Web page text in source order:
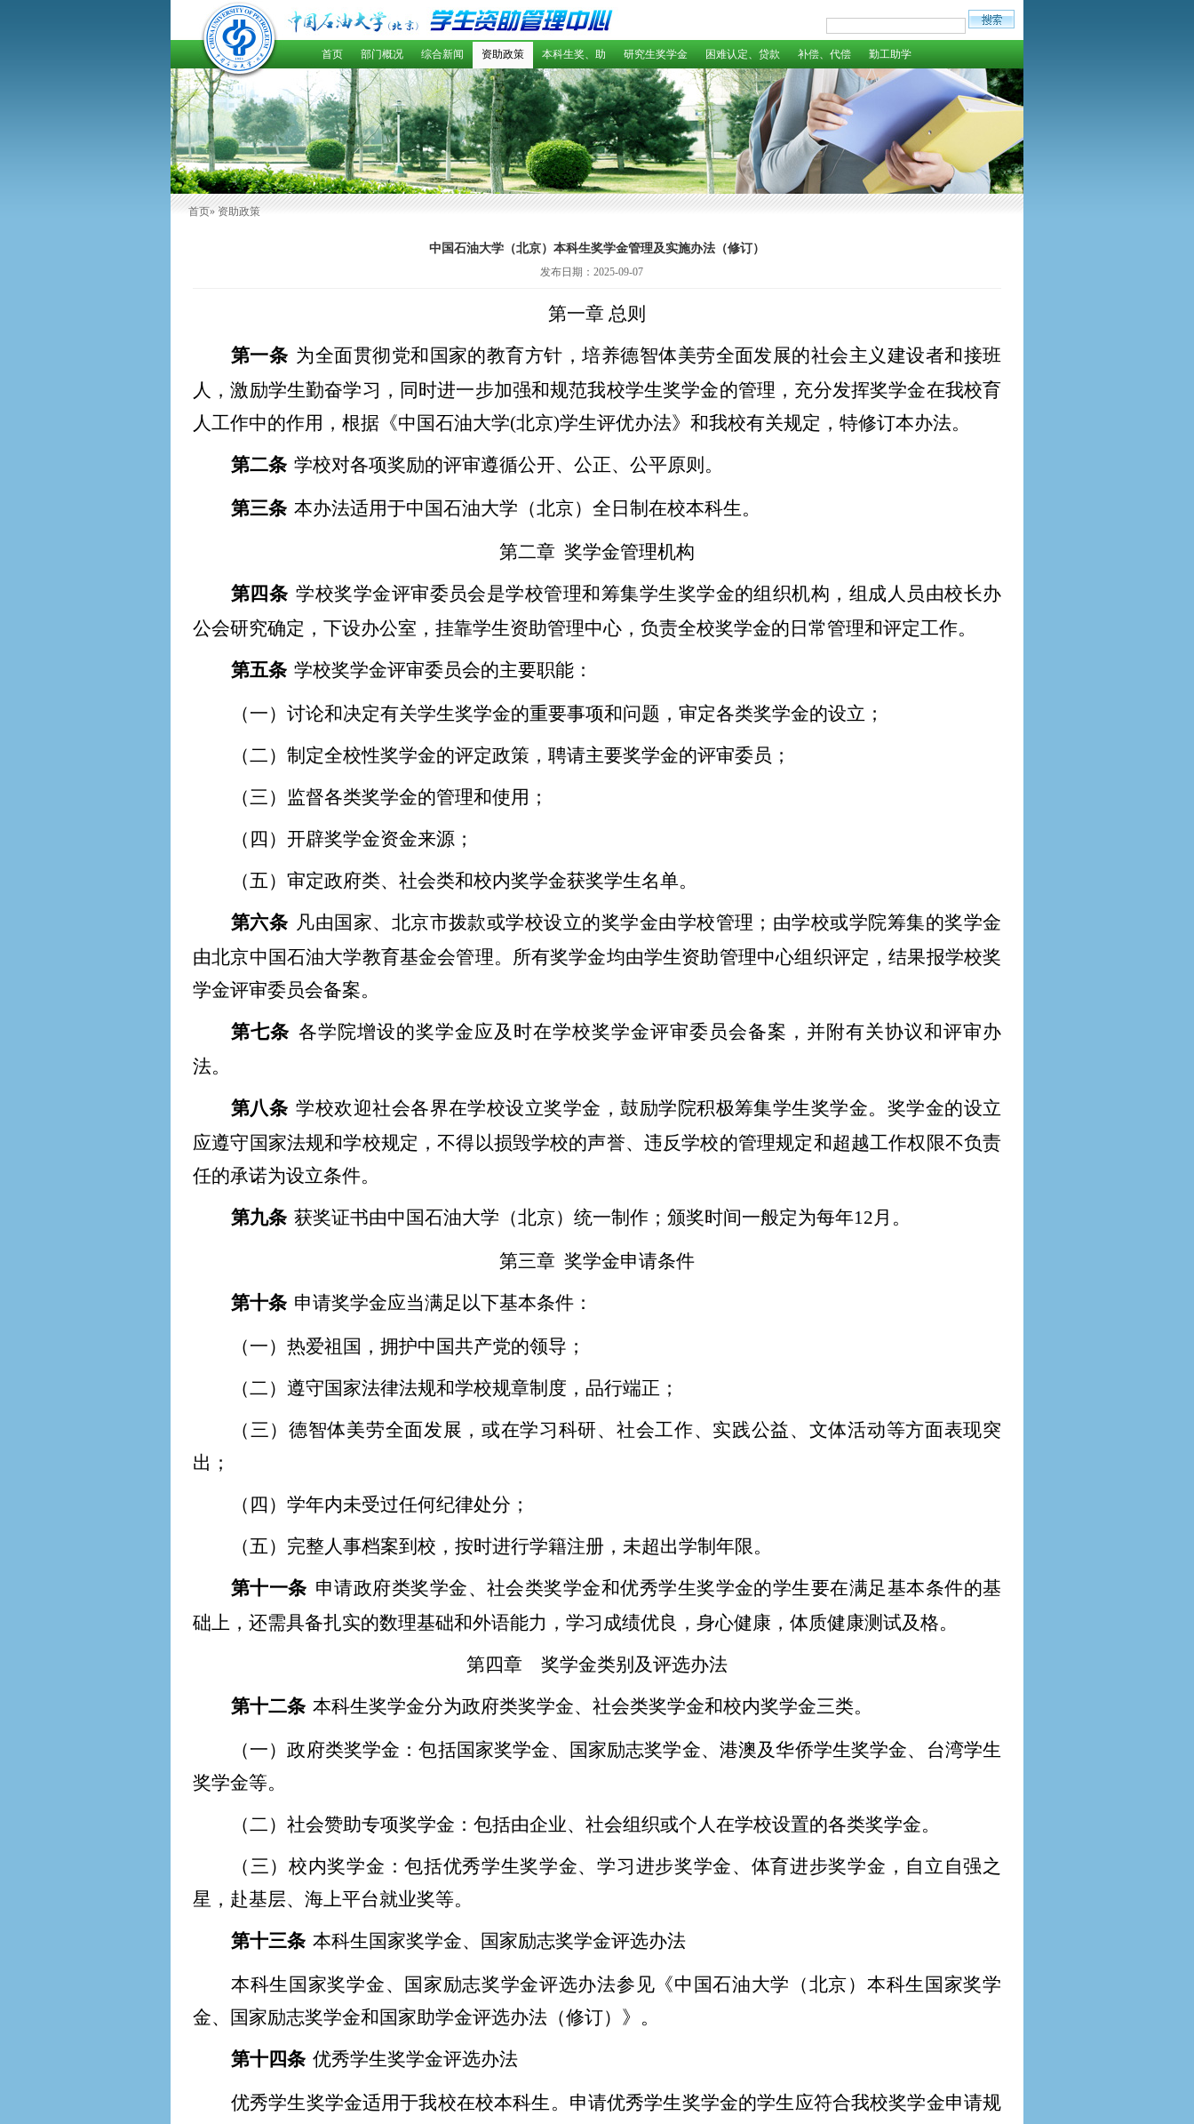
首页 部门概况 综合新闻 资助政策 本科生奖、助 研究生奖学金 困难认定、贷款 补偿、代偿 勤工助学
首页» 资助政策
中国石油大学（北京）本科生奖学金管理及实施办法（修订）
发布日期：2025-09-07
第一章 总则
第一条 为全面贯彻党和国家的教育方针，培养德智体美劳全面发展的社会主义建设者和接班
人，激励学生勤奋学习，同时进一步加强和规范我校学生奖学金的管理，充分发挥奖学金在我校育
人工作中的作用，根据《中国石油大学(北京)学生评优办法》和我校有关规定，特修订本办法。
第二条 学校对各项奖励的评审遵循公开、公正、公平原则。
第三条 本办法适用于中国石油大学（北京）全日制在校本科生。
第二章 奖学金管理机构
第四条 学校奖学金评审委员会是学校管理和筹集学生奖学金的组织机构，组成人员由校长办
公会研究确定，下设办公室，挂靠学生资助管理中心，负责全校奖学金的日常管理和评定工作。
第五条 学校奖学金评审委员会的主要职能：
（一）讨论和决定有关学生奖学金的重要事项和问题，审定各类奖学金的设立；
（二）制定全校性奖学金的评定政策，聘请主要奖学金的评审委员；
（三）监督各类奖学金的管理和使用；
（四）开辟奖学金资金来源；
（五）审定政府类、社会类和校内奖学金获奖学生名单。
第六条 凡由国家、北京市拨款或学校设立的奖学金由学校管理；由学校或学院筹集的奖学金
由北京中国石油大学教育基金会管理。所有奖学金均由学生资助管理中心组织评定，结果报学校奖
学金评审委员会备案。
第七条 各学院增设的奖学金应及时在学校奖学金评审委员会备案，并附有关协议和评审办
法。
第八条 学校欢迎社会各界在学校设立奖学金，鼓励学院积极筹集学生奖学金。奖学金的设立
应遵守国家法规和学校规定，不得以损毁学校的声誉、违反学校的管理规定和超越工作权限不负责
任的承诺为设立条件。
第九条 获奖证书由中国石油大学（北京）统一制作；颁奖时间一般定为每年12月。
第三章 奖学金申请条件
第十条 申请奖学金应当满足以下基本条件：
（一）热爱祖国，拥护中国共产党的领导；
（二）遵守国家法律法规和学校规章制度，品行端正；
（三）德智体美劳全面发展，或在学习科研、社会工作、实践公益、文体活动等方面表现突
出；
（四）学年内未受过任何纪律处分；
（五）完整人事档案到校，按时进行学籍注册，未超出学制年限。
第十一条 申请政府类奖学金、社会类奖学金和优秀学生奖学金的学生要在满足基本条件的基
础上，还需具备扎实的数理基础和外语能力，学习成绩优良，身心健康，体质健康测试及格。
第四章 奖学金类别及评选办法
第十二条 本科生奖学金分为政府类奖学金、社会类奖学金和校内奖学金三类。
（一）政府类奖学金：包括国家奖学金、国家励志奖学金、港澳及华侨学生奖学金、台湾学生
奖学金等。
（二）社会赞助专项奖学金：包括由企业、社会组织或个人在学校设置的各类奖学金。
（三）校内奖学金：包括优秀学生奖学金、学习进步奖学金、体育进步奖学金，自立自强之
星，赴基层、海上平台就业奖等。
第十三条 本科生国家奖学金、国家励志奖学金评选办法
本科生国家奖学金、国家励志奖学金评选办法参见《中国石油大学（北京）本科生国家奖学
金、国家励志奖学金和国家助学金评选办法（修订）》。
第十四条 优秀学生奖学金评选办法
优秀学生奖学金适用于我校在校本科生。申请优秀学生奖学金的学生应符合我校奖学金申请规